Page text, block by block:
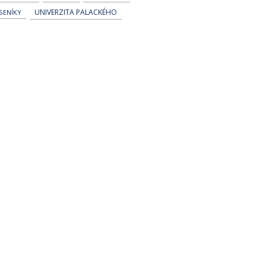
UNIVERZITA PALACKÉHO